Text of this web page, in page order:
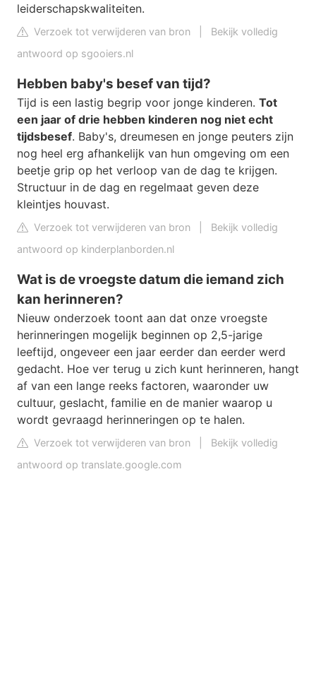
leiderschapskwaliteiten.
Verzoek tot verwijderen van bron
Bekijk volledig
antwoord op sgooiers.nl
Hebben baby's besef van tijd?
Tijd is een lastig begrip voor jonge kinderen. Tot
een jaar of drie hebben kinderen nog niet echt
tijdsbesef. Baby's, dreumesen en jonge peuters zijn
nog heel erg afhankelijk van hun omgeving om een
beetje grip op het verloop van de dag te krijgen.
Structuur in de dag en regelmaat geven deze
kleintjes houvast.
Verzoek tot verwijderen van bron
Bekijk volledig
antwoord op kinderplanborden.nl
Wat is de vroegste datum die iemand zich
kan herinneren?
Nieuw onderzoek toont aan dat onze vroegste
herinneringen mogelijk beginnen op 2,5-jarige
leeftijd, ongeveer een jaar eerder dan eerder werd
gedacht. Hoe ver terug u zich kunt herinneren, hangt
af van een lange reeks factoren, waaronder uw
cultuur, geslacht, familie en de manier waarop u
wordt gevraagd herinneringen op te halen.
Verzoek tot verwijderen van bron
Bekijk volledig
antwoord op translate.google.com